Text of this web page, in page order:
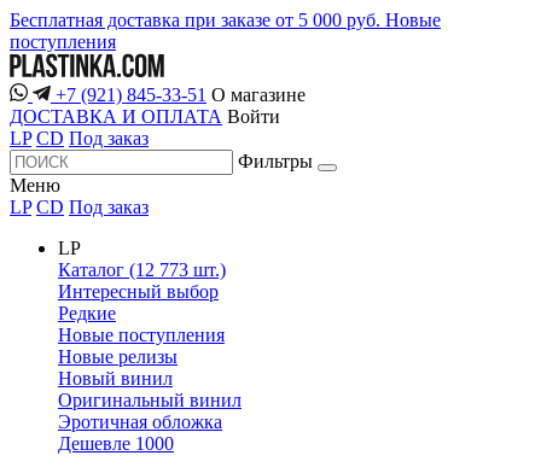
Бесплатная доставка при заказе от 5 000 руб. Новые
поступления
+7 (921) 845-33-51 О магазине
ДОСТАВКА И ОПЛАТА Войти
LP CD Под заказ
Фильтры
Меню
LP CD Под заказ
LP
Каталог (12 773 шт.)
Интересный выбор
Редкие
Новые поступления
Новые релизы
Новый винил
Оригинальный винил
Эротичная обложка
Дешевле 1000